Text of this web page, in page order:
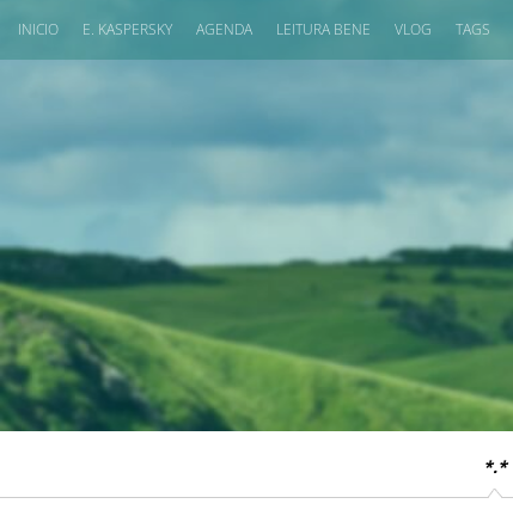
INICIO E. KASPERSKY AGENDA LEITURA BENE VLOG TAGS
*.*